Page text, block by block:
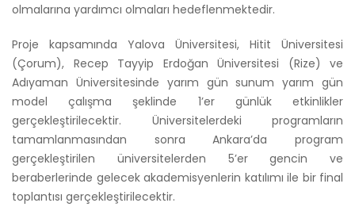
olmalarına yardımcı olmaları hedeflenmektedir.
Proje kapsamında Yalova Üniversitesi, Hitit Üniversitesi
(Çorum), Recep Tayyip Erdoğan Üniversitesi (Rize) ve
Adıyaman Üniversitesinde yarım gün sunum yarım gün
model çalışma şeklinde 1’er günlük etkinlikler
gerçekleştirilecektir. Üniversitelerdeki programların
tamamlanmasından sonra Ankara’da program
gerçekleştirilen üniversitelerden 5’er gencin ve
beraberlerinde gelecek akademisyenlerin katılımı ile bir final
toplantısı gerçekleştirilecektir.